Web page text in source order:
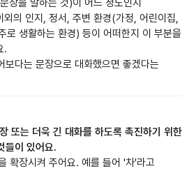
장을 말하는 것)이 어느 정도인지
외의 인지, 정서, 주변 환경(가정, 어린이집,
로 생활하는 환경) 등이 어떠한지 이 부분을
.
보다는 문장으로 대화했으면 좋겠다는
또는 더욱 긴 대화를 하도록 촉진하기 위한
들이 있어요.
확장시켜 주어요. 예를 들어 '차'라고